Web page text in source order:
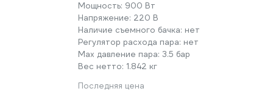
Мощность: 900 Вт
Напряжение: 220 В
Наличие съемного бачка: нет
Регулятор расхода пара: нет
Max давление пара: 3.5 бар
Вес нетто: 1.842 кг
Последняя цена